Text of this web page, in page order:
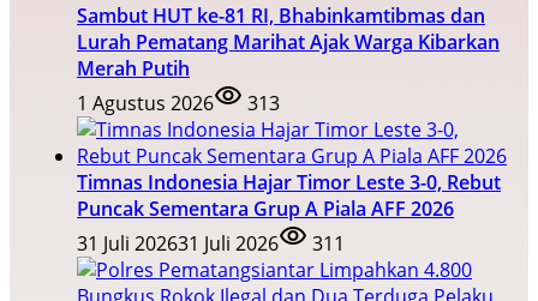
Sambut HUT ke-81 RI, Bhabinkamtibmas dan
Lurah Pematang Marihat Ajak Warga Kibarkan
Merah Putih
1 Agustus 2026
313
Timnas Indonesia Hajar Timor Leste 3-0, Rebut
Puncak Sementara Grup A Piala AFF 2026
31 Juli 202631 Juli 2026 311